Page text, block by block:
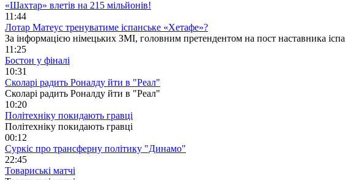
«Шахтар» влетів на 215 мільйонів!
11:44
Лотар Матеус тренуватиме іспанське «Хетафе»?
За інформацією німецьких ЗМІ, головним претендентом на пост наставника
11:25
Бостон у фіналі
10:31
Сколарі радить Роналду йти в "Реал"
Сколарі радить Роналду йти в "Реал"
10:20
Політехніку покидають гравці
Політехніку покидають гравці
00:12
Суркіс про трансферну політику "Динамо"
22:45
Товариські матчі